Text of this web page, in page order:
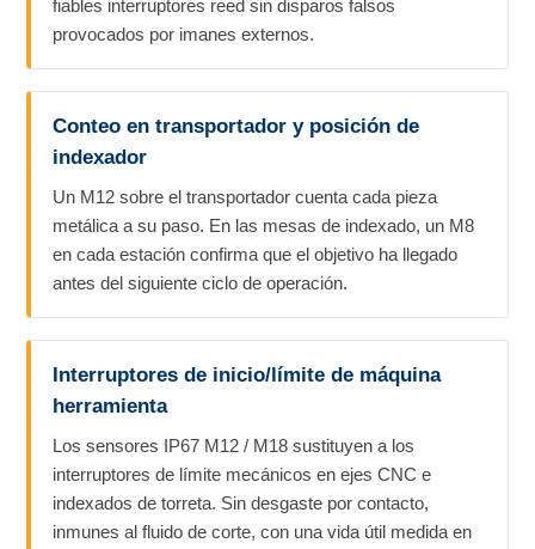
fiables interruptores reed sin disparos falsos
provocados por imanes externos.
Conteo en transportador y posición de
indexador
Un M12 sobre el transportador cuenta cada pieza
metálica a su paso. En las mesas de indexado, un M8
en cada estación confirma que el objetivo ha llegado
antes del siguiente ciclo de operación.
Interruptores de inicio/límite de máquina
herramienta
Los sensores IP67 M12 / M18 sustituyen a los
interruptores de límite mecánicos en ejes CNC e
indexados de torreta. Sin desgaste por contacto,
inmunes al fluido de corte, con una vida útil medida en